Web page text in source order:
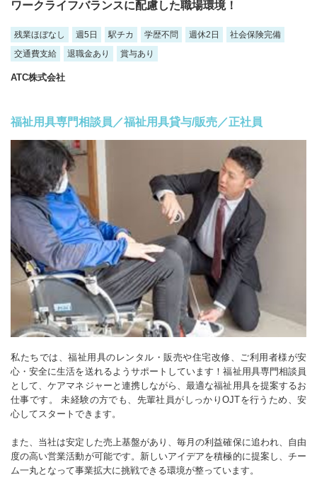
ワークライフバランスに配慮した職場環境！
残業ほぼなし 週5日 駅チカ 学歴不問 週休2日
社会保険完備
交通費支給
退職金あり 賞与あり
ATC株式会社
福祉用具専門相談員／福祉用具貸与/販売／正社員
私たちでは、福祉用具のレンタル・販売や住宅改修、ご利用者様が安
心・安全に生活を送れるようサポートしています！福祉用具専門相談員
として、ケアマネジャーと連携しながら、最適な福祉用具を提案するお
仕事です。 未経験の方でも、先輩社員がしっかりOJTを行うため、安
心してスタートできます。
また、当社は安定した売上基盤があり、毎月の利益確保に追われ、自由
度の高い営業活動が可能です。新しいアイデアを積極的に提案し、チー
ム一丸となって事業拡大に挑戦できる環境が整っています。